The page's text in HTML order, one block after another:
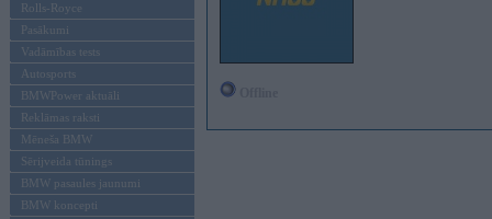
Rolls-Royce
Pasākumi
Vadāmības tests
Autosports
BMWPower aktuāli
Reklāmas raksti
Mēneša BMW
Sērijveida tūnings
BMW pasaules jaunumi
BMW koncepti